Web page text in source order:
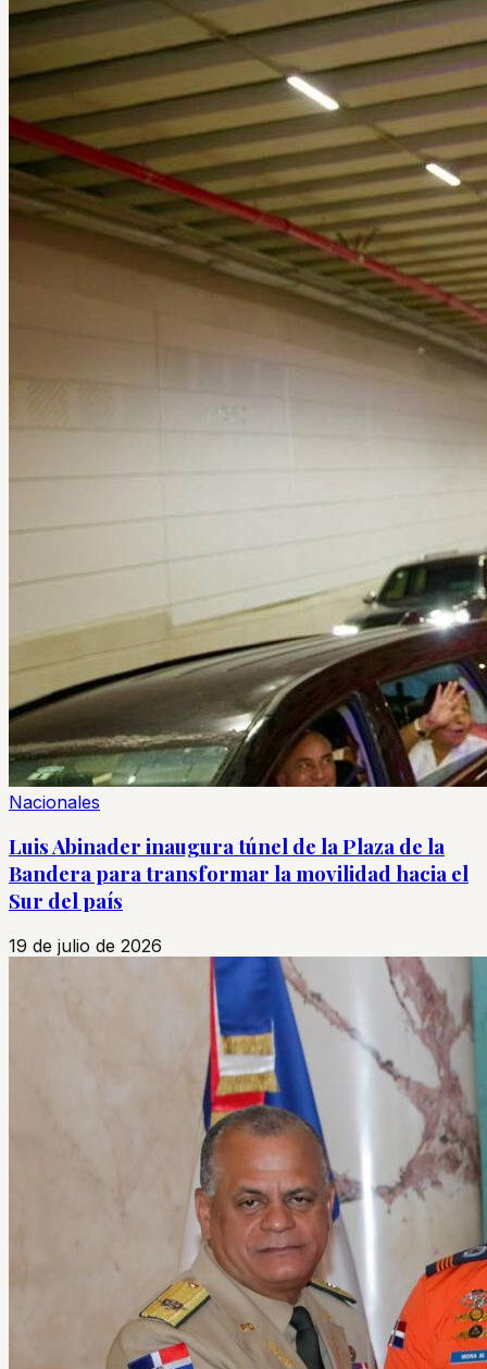
Nacionales
Luis Abinader inaugura túnel de la Plaza de la
Bandera para transformar la movilidad hacia el
Sur del país
19 de julio de 2026